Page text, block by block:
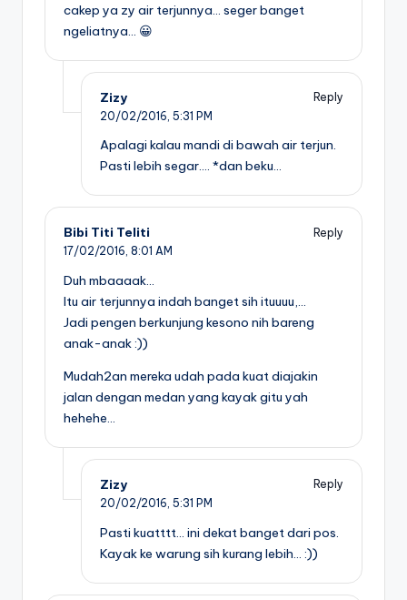
cakep ya zy air terjunnya… seger banget
ngeliatnya… 😀
Zizy
Reply
20/02/2016, 5:31 PM
Apalagi kalau mandi di bawah air terjun.
Pasti lebih segar…. *dan beku…
Bibi Titi Teliti
Reply
17/02/2016, 8:01 AM
Duh mbaaaak…
Itu air terjunnya indah banget sih ituuuu,…
Jadi pengen berkunjung kesono nih bareng
anak-anak :))
Mudah2an mereka udah pada kuat diajakin
jalan dengan medan yang kayak gitu yah
hehehe…
Zizy
Reply
20/02/2016, 5:31 PM
Pasti kuatttt… ini dekat banget dari pos.
Kayak ke warung sih kurang lebih… :))